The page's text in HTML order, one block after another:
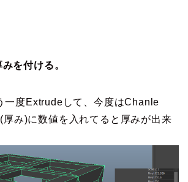
を付ける。
一度Extrudeして、今度はChanle
厚み)に数値を入れてると厚みが出来